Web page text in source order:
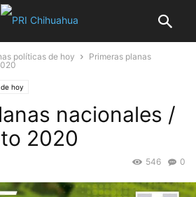
políticas de hoy
Primeras planas
hoy
nacionales /
2020
0
546